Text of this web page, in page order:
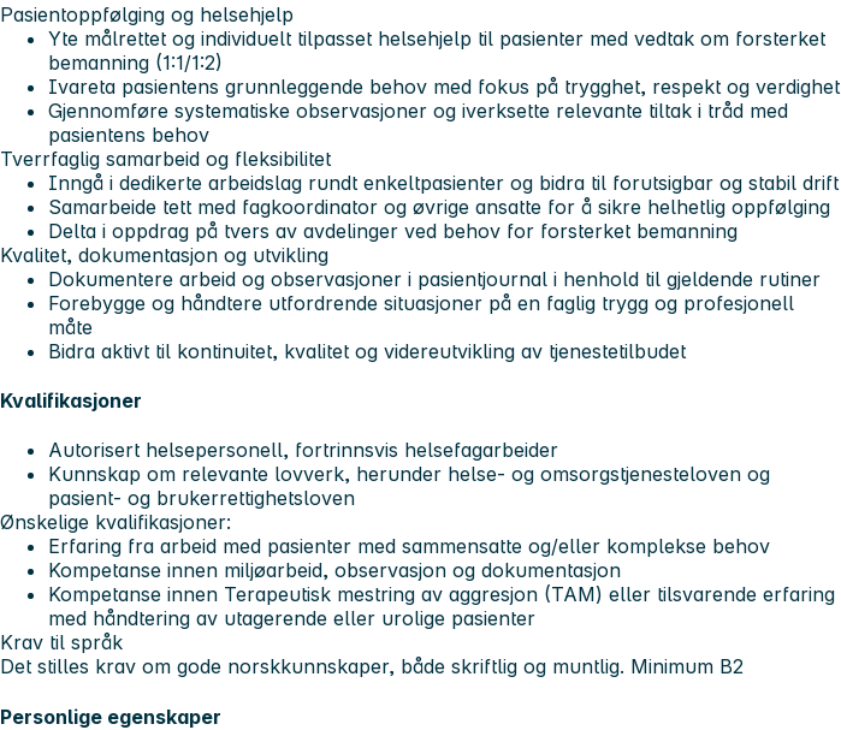
Pasientoppfølging og helsehjelp
Yte målrettet og individuelt tilpasset helsehjelp til pasienter med vedtak om forsterket
bemanning (1:1/1:2)
Ivareta pasientens grunnleggende behov med fokus på trygghet, respekt og verdighet
Gjennomføre systematiske observasjoner og iverksette relevante tiltak i tråd med
pasientens behov
Tverrfaglig samarbeid og fleksibilitet
Inngå i dedikerte arbeidslag rundt enkeltpasienter og bidra til forutsigbar og stabil drift
Samarbeide tett med fagkoordinator og øvrige ansatte for å sikre helhetlig oppfølging
Delta i oppdrag på tvers av avdelinger ved behov for forsterket bemanning
Kvalitet, dokumentasjon og utvikling
Dokumentere arbeid og observasjoner i pasientjournal i henhold til gjeldende rutiner
Forebygge og håndtere utfordrende situasjoner på en faglig trygg og profesjonell
måte
Bidra aktivt til kontinuitet, kvalitet og videreutvikling av tjenestetilbudet
Kvalifikasjoner
Autorisert helsepersonell, fortrinnsvis helsefagarbeider
Kunnskap om relevante lovverk, herunder helse- og omsorgstjenesteloven og
pasient- og brukerrettighetsloven
Ønskelige kvalifikasjoner:
Erfaring fra arbeid med pasienter med sammensatte og/eller komplekse behov
Kompetanse innen miljøarbeid, observasjon og dokumentasjon
Kompetanse innen Terapeutisk mestring av aggresjon (TAM) eller tilsvarende erfaring
med håndtering av utagerende eller urolige pasienter
Krav til språk
Det stilles krav om gode norskkunnskaper, både skriftlig og muntlig. Minimum B2
Personlige egenskaper